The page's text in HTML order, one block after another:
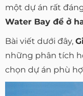
một dự án rất
Water Bay để ở
Bài viết dưới đây,
những phân tích
chọn dự án phù